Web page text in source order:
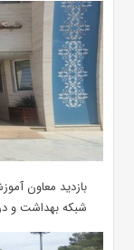
بازدید معاون
شبکه بهداشت و